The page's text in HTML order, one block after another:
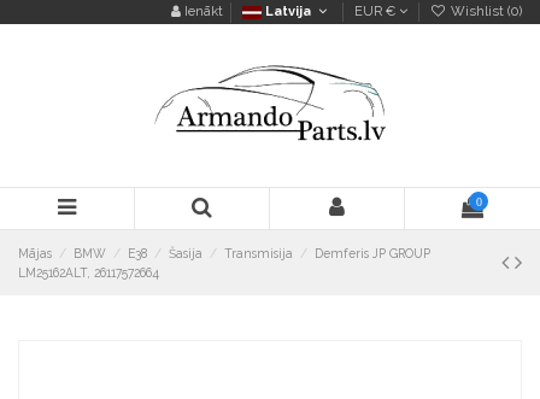
Ienākt Latvija EUR € Wishlist (0)
0
Mājas BMW E38 Šasija Transmisija
Demferis JP GROUP
LM25162ALT, 26117572664